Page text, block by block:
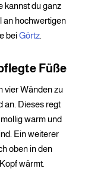
kannst du ganz
an hochwertigen
beiGörtz.
Füße
vier Wänden zu
an. Dieses regt
warm und
Ein weiterer
oben in den
wärmt.